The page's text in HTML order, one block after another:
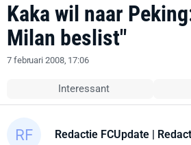
Kaka wil naar
Milan beslist"
7 februari 2008, 17:06
Interessant
Redactie FCUpdate |